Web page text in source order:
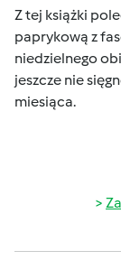
Z tej książki
paprykową z
niedzielnego
jeszcze nie
miesiąca.